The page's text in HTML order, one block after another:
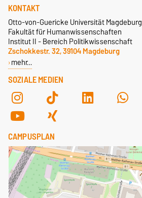
SOZIALE MEDIEN
KONTAKT
Otto-von-Guericke Universität Magdeburg
Fakultät für Humanwissenschaften
Institut II - Bereich Politikwissenschaft
Zschokkestr. 32, 39104 Magdeburg
mehr…
CAMPUSPLAN